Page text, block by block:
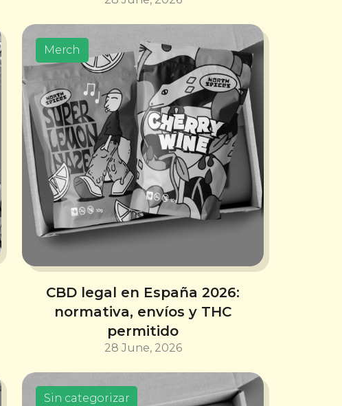
Merch
CBD legal en España 2026:
normativa, envíos y THC
permitido
28 June, 2026
Sin categorizar